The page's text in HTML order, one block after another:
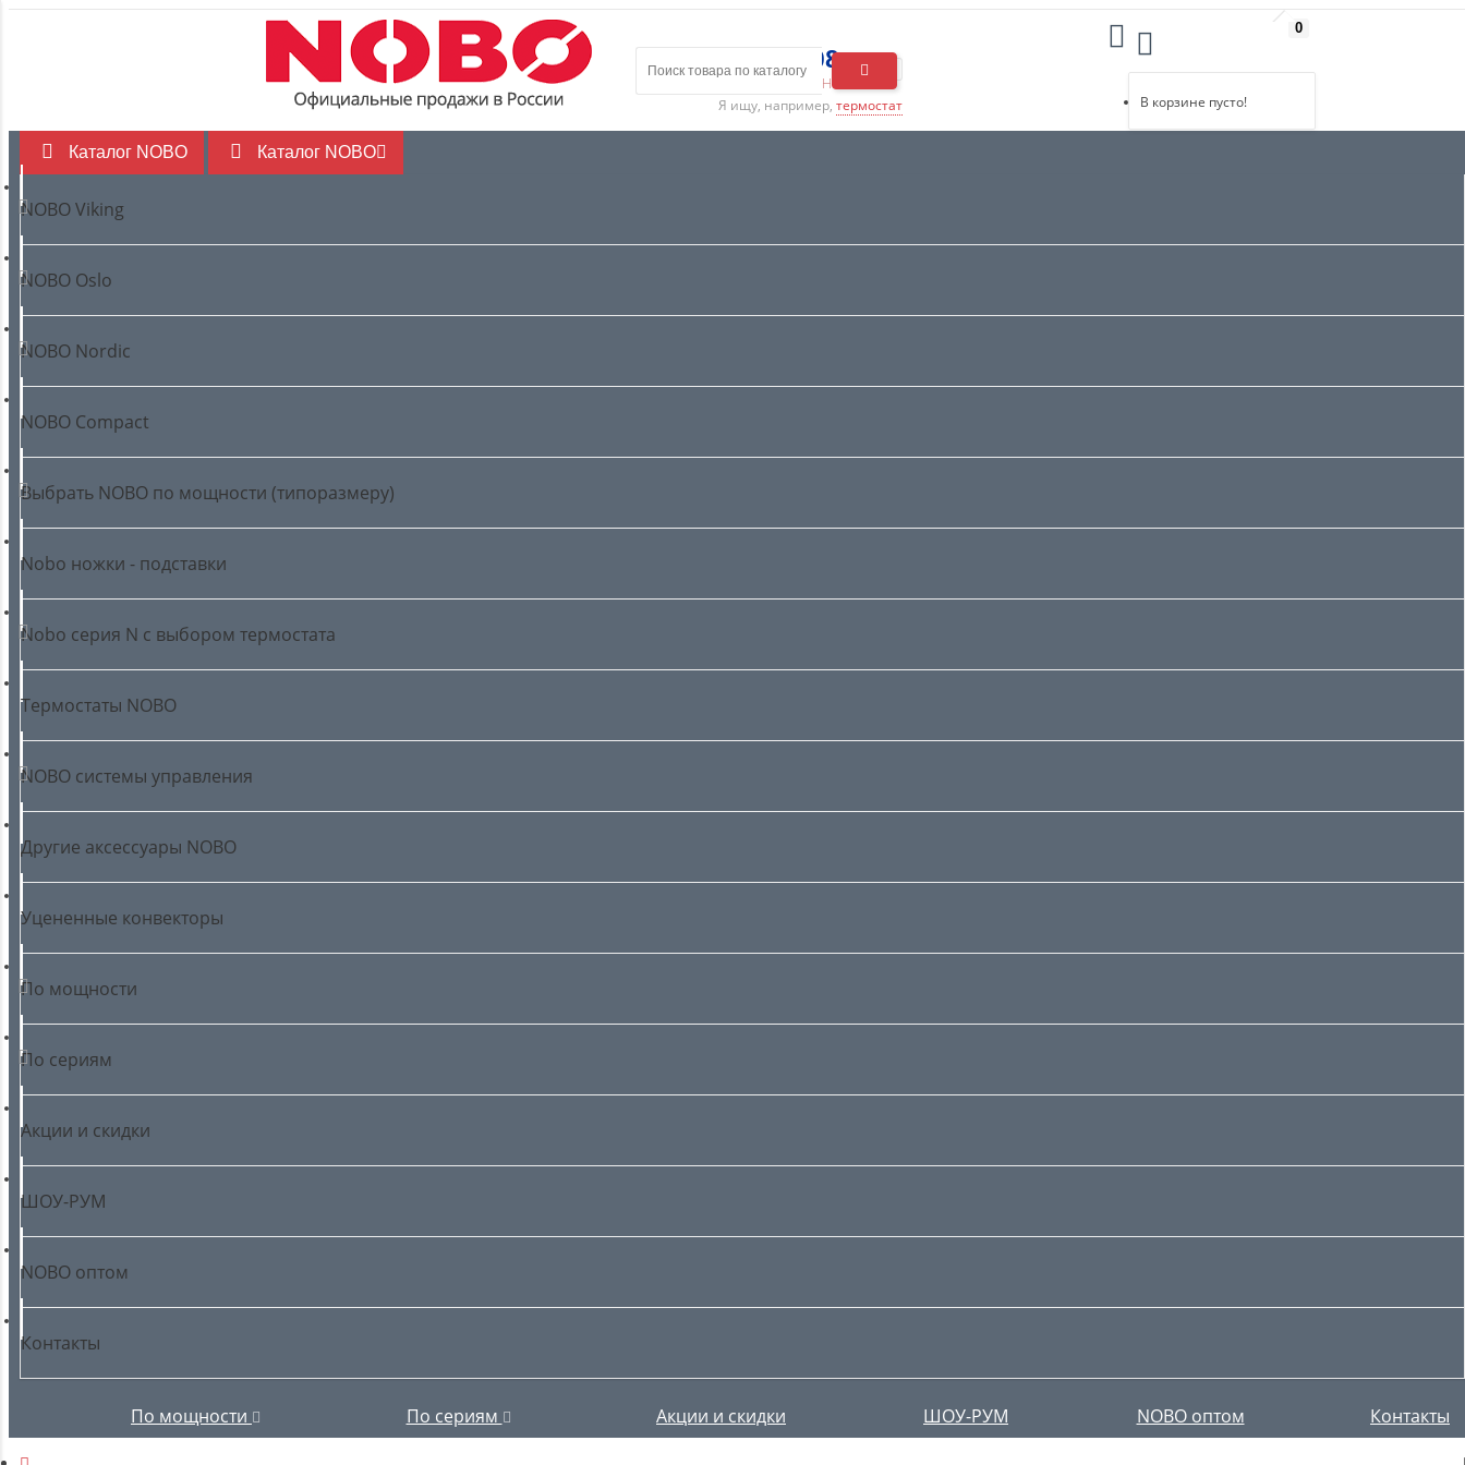
8 (800) 200-16-08
Для заказа - КРУГЛОСУТОЧНО
Я ищу, например, термостат
0
В корзине пусто!
Каталог NOBO Каталог NOBO
NOBO Viking
NOBO Oslo
NOBO Nordic
NOBO Compact
Выбрать NOBO по мощности (типоразмеру)
Nobo ножки - подставки
Nobo серия N с выбором термостата
Термостаты NOBO
NOBO cистемы управления
Другие аксессуары NOBO
Уцененные конвекторы
По мощности
По сериям
Акции и скидки
ШОУ-РУМ
NOBO оптом
Контакты
По мощности По сериям Акции и скидки ШОУ-РУМ NOBO оптом Контакты